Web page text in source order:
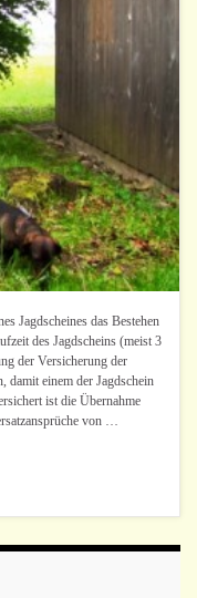
Jagdscheines das Bestehen
des Jagdscheins (meist 3
der Versicherung der
damit einem der Jagdschein
ist die Übernahme
von …